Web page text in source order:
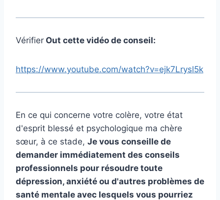
Vérifier Out cette vidéo de conseil:
https://www.youtube.com/watch?v=ejk7Lrysl5k
En ce qui concerne votre colère, votre état
d'esprit blessé et psychologique ma chère
sœur, à ce stade, Je vous conseille de
demander immédiatement des conseils
professionnels pour résoudre toute
dépression, anxiété ou d'autres problèmes de
santé mentale avec lesquels vous pourriez